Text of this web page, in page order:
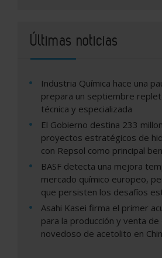
Últimas noticias
Industria Química hace una
prepara un septiembre
técnica y especializada
El Gobierno destina 233
proyectos estratégicos de
con Repsol como principal
BASF detecta una mejora
mercado químico europeo,
que persisten los desafíos
Asahi Kasei firma el primer
para la producción y venta
novedoso de acetolito en